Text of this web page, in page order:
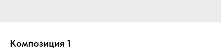
Композиция 1